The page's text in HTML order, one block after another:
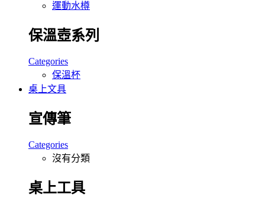
運動水樽
保溫壺系列
Categories
保溫杯
桌上文具
宣傳筆
Categories
沒有分類
桌上工具